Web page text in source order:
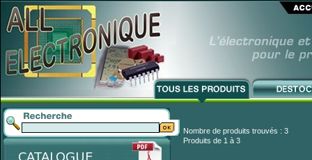
Nombre de produits trouvés : 3
Produits de 1 à 3